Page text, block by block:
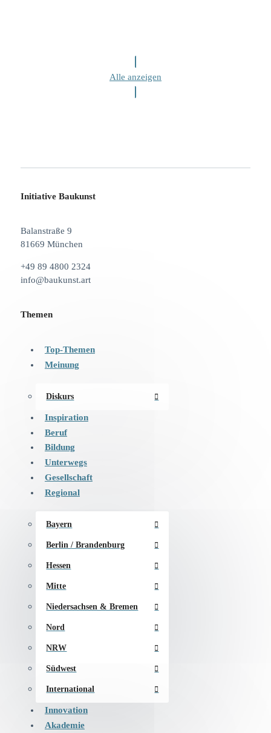
Alle anzeigen
Initiative Baukunst
Balanstraße 9
81669 München
+49 89 4800 2324
info@baukunst.art
Themen
Top-Themen
Meinung
Diskurs
Inspiration
Beruf
Bildung
Unterwegs
Gesellschaft
Regional
Bayern
Berlin / Brandenburg
Hessen
Mitte
Niedersachsen & Bremen
Nord
NRW
Südwest
International
Innovation
Akademie